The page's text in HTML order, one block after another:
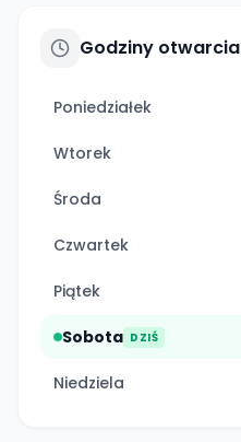
Godziny otwarcia
Poniedziałek
Wtorek
Środa
Czwartek
Piątek
Sobota DZIŚ
Niedziela